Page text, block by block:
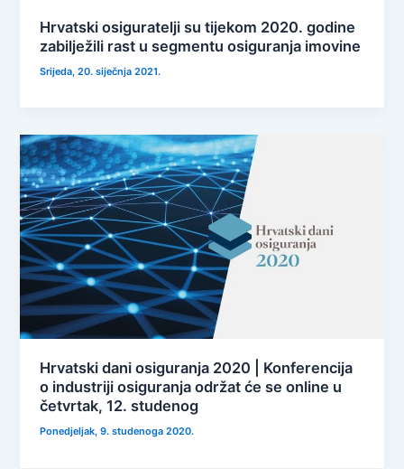
Hrvatski osiguratelji su tijekom 2020. godine
zabilježili rast u segmentu osiguranja imovine
Srijeda, 20. siječnja 2021.
Hrvatski dani osiguranja 2020 | Konferencija
o industriji osiguranja održat će se online u
četvrtak, 12. studenog
Ponedjeljak, 9. studenoga 2020.